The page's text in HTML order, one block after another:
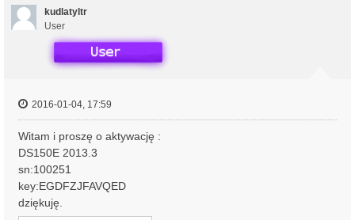
kudlatyltr
User
2016-01-04, 17:59
Witam i proszę o aktywację :
DS150E 2013.3
sn:100251
key:EGDFZJFAVQED
dziękuję.